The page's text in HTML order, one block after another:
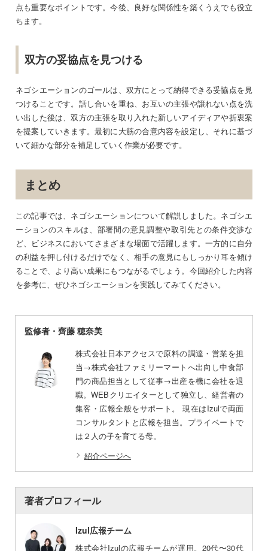
点も重要なポイントです。今後、良好な関係性を築くうえでも役立
ちます。
双方の妥協点を見つける
ネゴシエーションのゴールは、双方にとって納得できる妥協点を見
つけることです。話し合いを重ね、お互いの主張や譲れない点を洗
い出した後は、双方の主張を取り入れた新しいアイディアや折衷案
を提案していきます。最初に大筋の合意内容を設定し、それに基づ
いて細かな部分を補足していく作業が必要です。
まとめ
この記事では、ネゴシエーションについて解説しました。ネゴシエ
ーションのスキルは、部署間の意見調整や取引先との条件交渉な
ど、ビジネスにおいてさまざまな場面で活躍します。一方的に自分
の利益を押し付けるだけでなく、相手の意見にもしっかり耳を傾け
ることで、より高い成果にもつながるでしょう。今回紹介した内容
を参考に、ぜひネゴシエーションを実践してみてください。
監修者・齊藤 穂奈美
株式会社日本アクセスで原料の調達・営業を担
当→株式会社ファミリーマートへ出向し中食部
門の商品担当として従事→出産を機に会社を退
職。WEBクリエイターとして独立し、経営者の
集客・広報全般をサポート。 現在はIzulで両面
コンサルタントと広報を担当。プライベートで
は２人の子を育てる母。
紹介ページへ
著者プロフィール
Izul広報チーム
株式会社Izulの広報チームが運用。20代〜30代